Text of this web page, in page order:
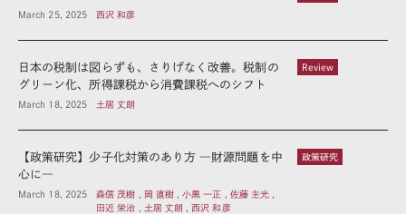
March 25, 2025 西沢 和彦
Review
日本の税制は図らずも、さりげなく改善。税制の
グリーン化、所得課税から消費課税へのシフト
March 18, 2025 土居 丈朗
政策研究
【政策研究】少子化対策のあり方 ―財源問題を中
心に―
March 18, 2025
森信 茂樹 , 岡 直樹 , 小黒 一正 , 佐藤 主光 ,
田近 栄治 , 土居 丈朗 , 西沢 和彦